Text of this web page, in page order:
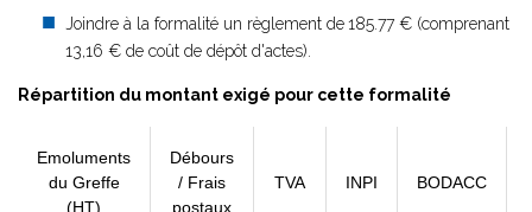
Joindre à la formalité un règlement de185.77 € (comprenant
13,16 € de coût de dépôt d'actes).
Répartition du montant exigé pour cette formalité
Emoluments
du Greffe
(HT)
Débours
/ Frais
postaux
TVA INPI BODACC